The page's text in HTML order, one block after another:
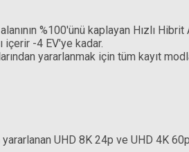
%100'ünü kaplayan Hızlı
içerir -4 EV'ye kadar.
yararlanmak için tüm kayıt
UHD 8K 24p ve UHD 4K